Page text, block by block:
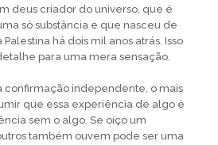
deus criador do universo, que é
só substância e que nasceu de
há dois mil anos atrás. Isso
para uma mera sensação.
confirmação independente, o mais
que essa experiência de algo é
sem o algo. Se oiço um
também ouvem pode ser uma